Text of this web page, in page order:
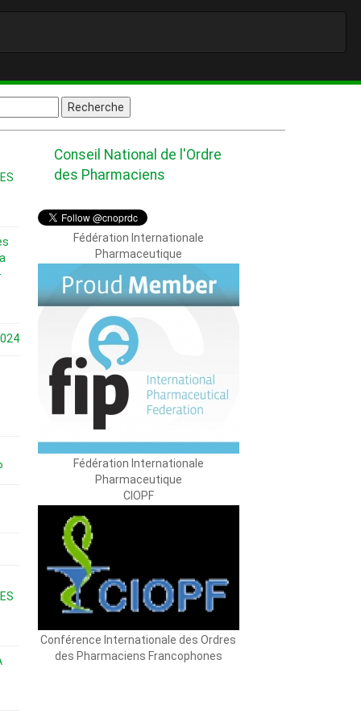
Sec Brigitte MUTOMPE, Sec Adj Junior DISASHI,
Conseil National de l'Ordre
des Pharmaciens
Fédération Internationale
Pharmaceutique
Fédération Internationale
Pharmaceutique
CIOPF
Conférence Internationale des Ordres
des Pharmaciens Francophones